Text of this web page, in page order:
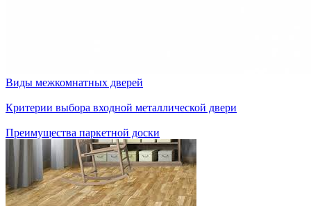
Виды межкомнатных дверей
Критерии выбора входной металлической двери
Преимущества паркетной доски